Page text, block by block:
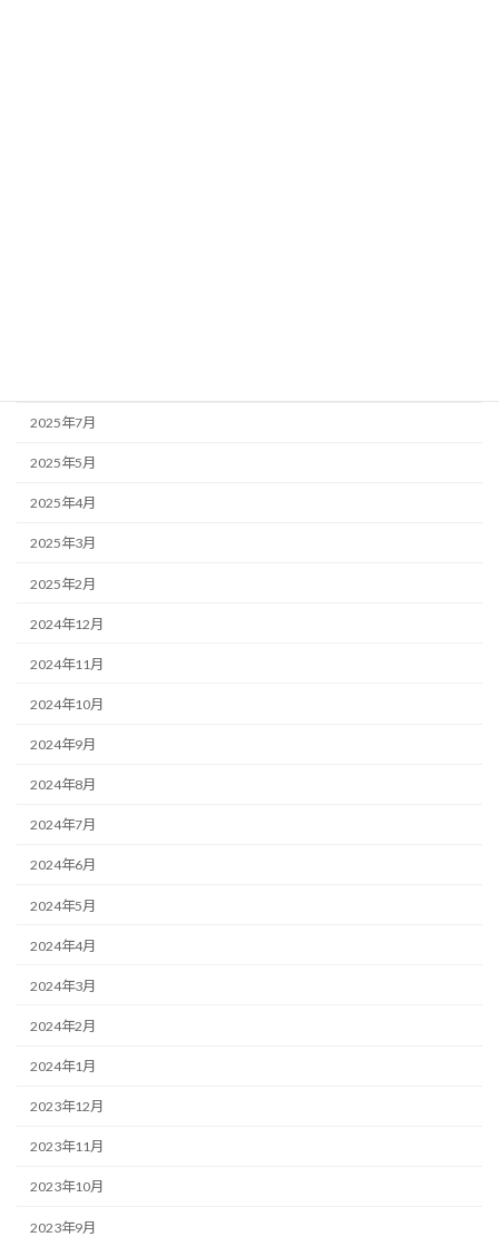
2025年7月
2025年5月
2025年4月
2025年3月
2025年2月
2024年12月
2024年11月
2024年10月
2024年9月
2024年8月
2024年7月
2024年6月
2024年5月
2024年4月
2024年3月
2024年2月
2024年1月
2023年12月
2023年11月
2023年10月
2023年9月